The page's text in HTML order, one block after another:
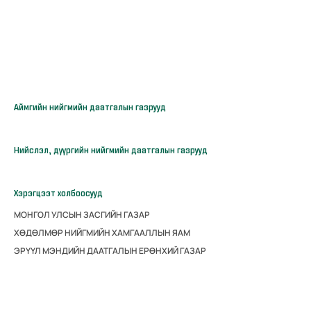
Аймгийн нийгмийн даатгалын газрууд
Нийслэл, дүүргийн нийгмийн даатгалын газрууд
Хэрэгцээт холбоосууд
МОНГОЛ УЛСЫН ЗАСГИЙН ГАЗАР
ХӨДӨЛМӨР НИЙГМИЙН ХАМГААЛЛЫН ЯАМ
ЭРҮҮЛ МЭНДИЙН ДААТГАЛЫН ЕРӨНХИЙ ГАЗАР